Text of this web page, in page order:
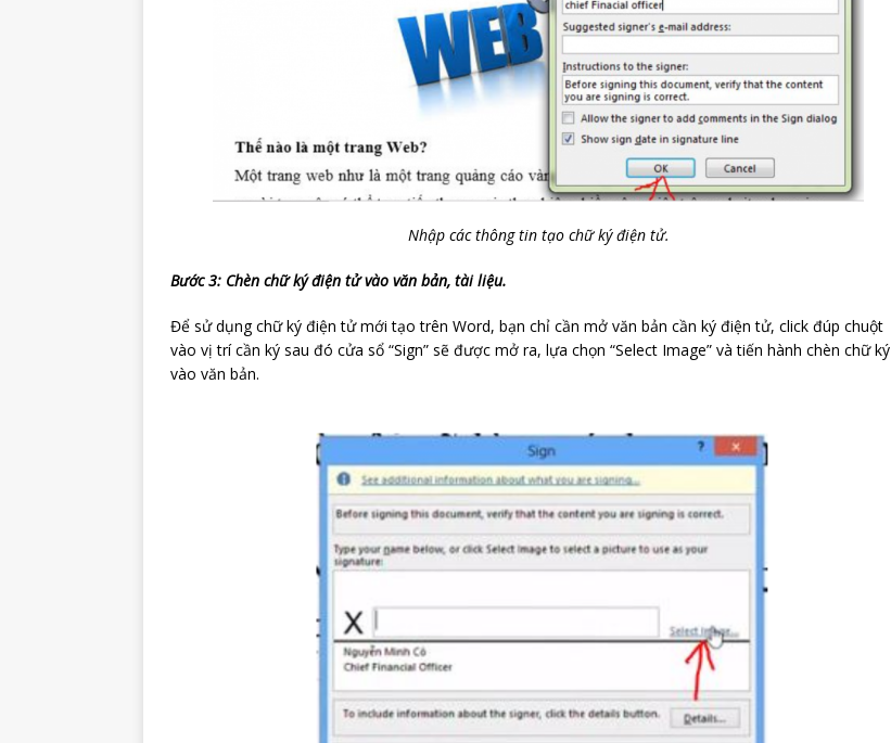
Nhập các thông tin tạo chữ ký điện tử.
Bước 3: Chèn chữ ký điện tử vào văn bản, tài liệu.
Để sử dụng chữ ký điện tử mới tạo trên Word, bạn chỉ cần mở văn bản cần ký điện tử, click đúp chuột
vào vị trí cần ký sau đó cửa sổ “Sign” sẽ được mở ra, lựa chọn “Select Image” và tiến hành chèn chữ ký
vào văn bản.